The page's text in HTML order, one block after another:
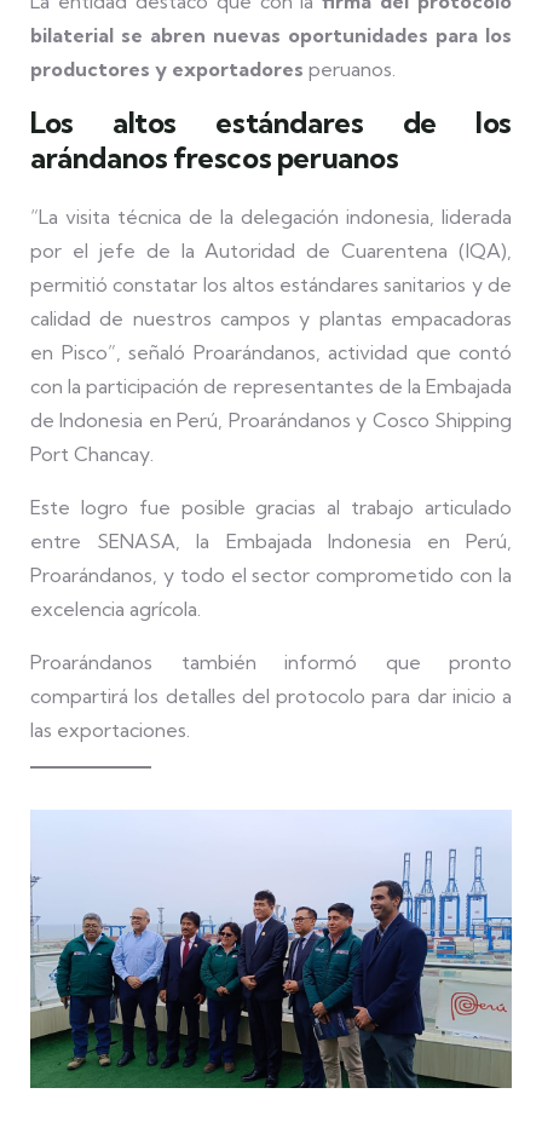
bilaterial se abren nuevas oportunidades para los
productores y exportadores peruanos.
Los altos estándares de los
arándanos frescos peruanos
“La visita técnica de la delegación indonesia, liderada
por el jefe de la Autoridad de Cuarentena (IQA),
permitió constatar los altos estándares sanitarios y de
calidad de nuestros campos y plantas empacadoras
en Pisco”, señaló Proarándanos, actividad que contó
con la participación de representantes de la Embajada
de Indonesia en Perú, Proarándanos y Cosco Shipping
Port Chancay.
Este logro fue posible gracias al trabajo articulado
entre SENASA, la Embajada Indonesia en Perú,
Proarándanos, y todo el sector comprometido con la
excelencia agrícola.
Proarándanos también informó que pronto
compartirá los detalles del protocolo para dar inicio a
las exportaciones.